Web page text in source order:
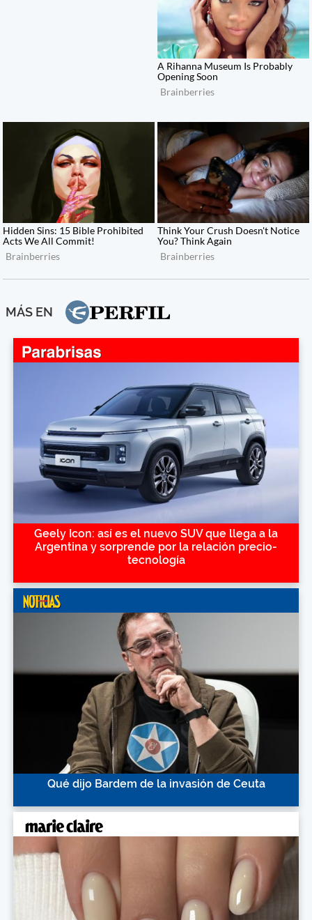
MÁS EN
Geely Icon: así es el nuevo SUV que llega a la
Argentina y sorprende por la relación precio-
tecnología
Qué dijo Bardem de la invasión de Ceuta